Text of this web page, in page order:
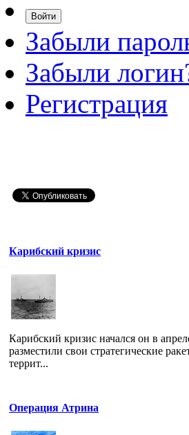
Забыли
Забыли
Регистрация
Карибский кризис
Карибский кризис начался он в
разместили свои стратегические
террит...
Операция Атрина